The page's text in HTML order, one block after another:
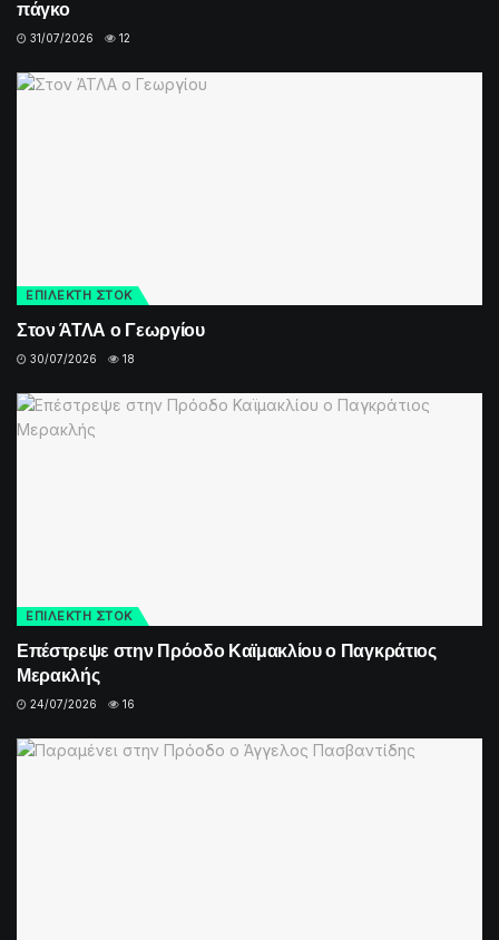
πάγκο
31/07/2026 12
ΕΠΙΛΕΚΤΗ ΣΤΟΚ
Στον ΆΤΛΑ ο Γεωργίου
30/07/2026 18
ΕΠΙΛΕΚΤΗ ΣΤΟΚ
Επέστρεψε στην Πρόοδο Καϊμακλίου ο Παγκράτιος
Μερακλής
24/07/2026 16